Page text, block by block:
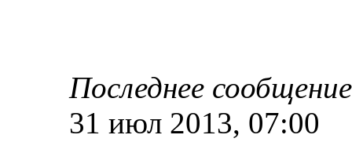
Последнее сообщение
31 июл 2013, 07:00